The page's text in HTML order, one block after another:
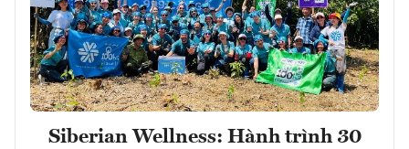
Siberian Wellness: Hành trình 30